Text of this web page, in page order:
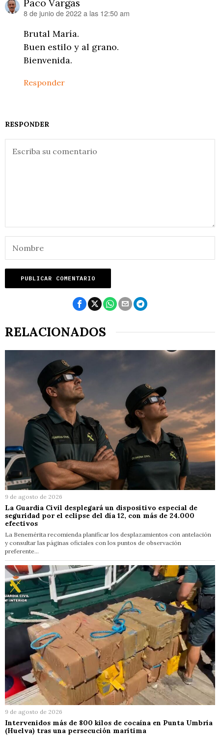
Paco Vargas
dice:
8 de junio de 2022 a las 12:50 am
Brutal María.
Buen estilo y al grano.
Bienvenida.
Responder
RESPONDER
RELACIONADOS
9 de agosto de 2026
La Guardia Civil desplegará un dispositivo especial de
seguridad por el eclipse del día 12, con más de 24.000
efectivos
La Benemérita recomienda planificar los desplazamientos con antelación
y consultar las páginas oficiales con los puntos de observación
preferente…
9 de agosto de 2026
Intervenidos más de 800 kilos de cocaína en Punta Umbría
(Huelva) tras una persecución marítima